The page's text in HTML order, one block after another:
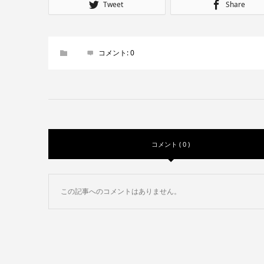
Tweet Share
コメント:0
コメント ( 0 )
この記事へのコメントはありません。